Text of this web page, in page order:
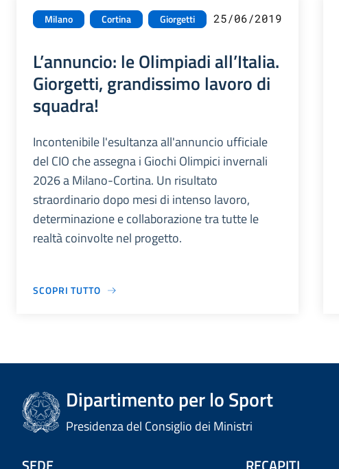
Milano Cortina Giorgetti 25/06/2019
L’annuncio: le Olimpiadi all’Italia.
Giorgetti, grandissimo lavoro di
squadra!
Incontenibile l'esultanza all'annuncio ufficiale
del CIO che assegna i Giochi Olimpici invernali
2026 a Milano-Cortina. Un risultato
straordinario dopo mesi di intenso lavoro,
determinazione e collaborazione tra tutte le
realtà coinvolte nel progetto.
SCOPRI TUTTO
Dipartimento per lo Sport
Presidenza del Consiglio dei Ministri